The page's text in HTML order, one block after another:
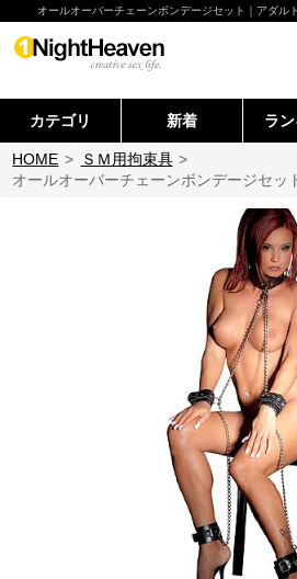
オールオーバーチェーンボンデージセット｜アダル
カテゴリ 新着 ラ
HOME > ＳＭ用拘束具 >
オールオーバーチェーンボンデージセッ